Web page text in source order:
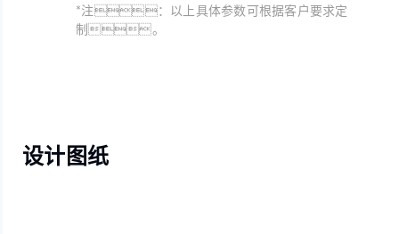
*注：以上具体参数可根据客户要求定
制。
设计图纸